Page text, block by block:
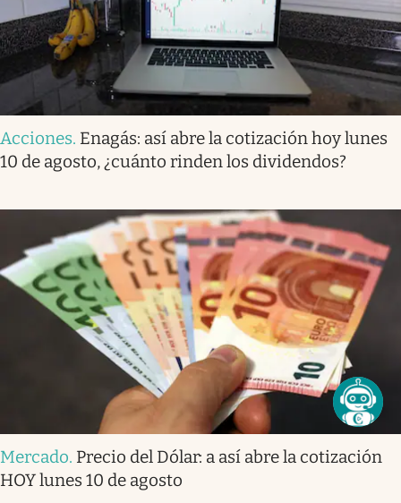
Acciones. Enagás: así abre la cotización hoy lunes
10 de agosto, ¿cuánto rinden los dividendos?
Mercado. Precio del Dólar: a así abre la cotización
HOY lunes 10 de agosto